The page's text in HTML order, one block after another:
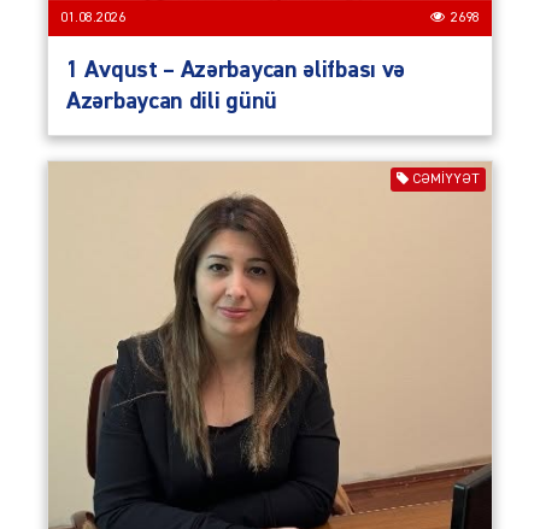
01.08.2026 2698
1 Avqust – Azərbaycan əlifbası və
Azərbaycan dili günü
CƏMIYYƏT